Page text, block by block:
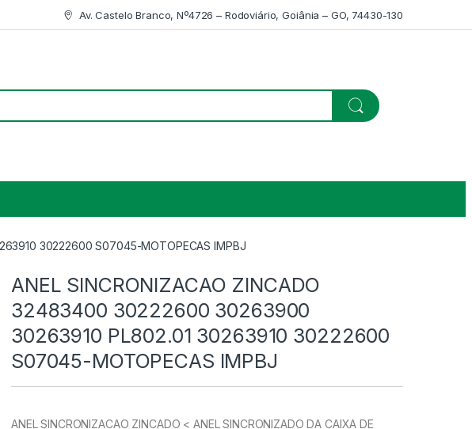
Av. Castelo Branco, Nº4726 – Rodoviário, Goiânia – GO, 74430-130
30222600 S07045-MOTOPECAS IMPBJ
ANEL SINCRONIZACAO ZINCADO
32483400 30222600 30263900
30263910 PL802.01 30263910 30222600
S07045-MOTOPECAS IMPBJ
ANEL SINCRONIZACAO ZINCADO < ANEL SINCRONIZADO DA CAIXA DE